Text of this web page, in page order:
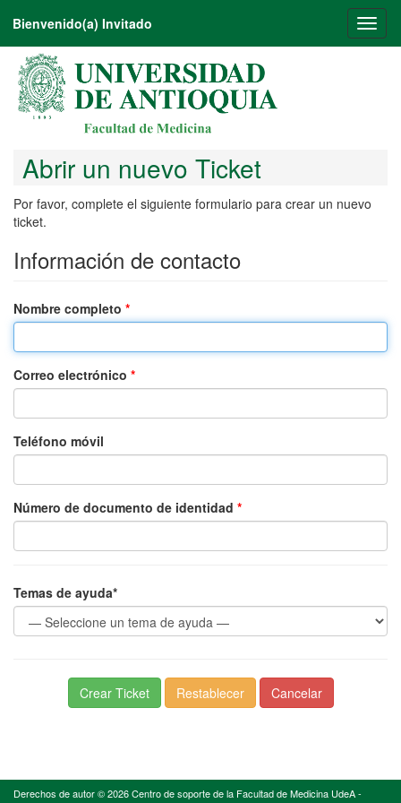
Bienvenido(a) Invitado
Abrir un nuevo Ticket
Por favor, complete el siguiente formulario para crear un nuevo
ticket.
Información de contacto
Nombre completo *
Correo electrónico *
Teléfono móvil
Número de documento de identidad *
Temas de ayuda*
Derechos de autor © 2026 Centro de soporte de la Facultad de Medicina UdeA -